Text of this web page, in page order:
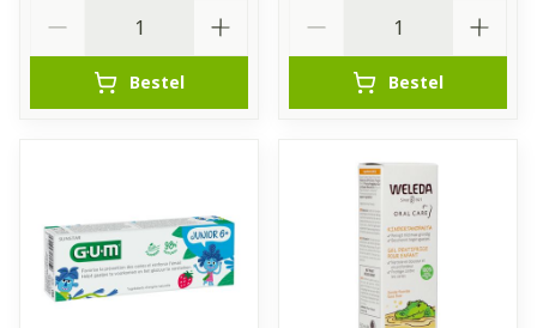
Bestel Bestel